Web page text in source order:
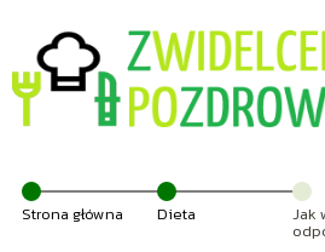
Strona główna Dieta Jak